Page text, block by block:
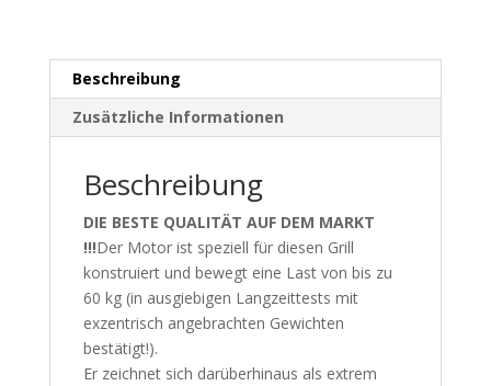
Beschreibung
Zusätzliche Informationen
Beschreibung
DIE BESTE QUALITÄT AUF DEM MARKT
!!!Der Motor ist speziell für diesen Grill
konstruiert und bewegt eine Last von bis zu
60 kg (in ausgiebigen Langzeittests mit
exzentrisch angebrachten Gewichten
bestätigt!).
Er zeichnet sich darüberhinaus als extrem